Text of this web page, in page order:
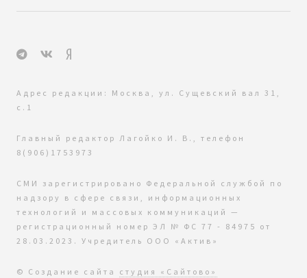
Адрес редакции: Москва, ул. Сущевский вал 31,
с.1
Главный редактор Лагойко И. В., телефон
8(906)1753973
СМИ зарегистрировано Федеральной службой по
надзору в сфере связи, информационных
технологий и массовых коммуникаций —
регистрационный номер ЭЛ № ФС 77 - 84975 от
28.03.2023. Учредитель ООО «Актив»
© Создание сайта студия «Сайтово»